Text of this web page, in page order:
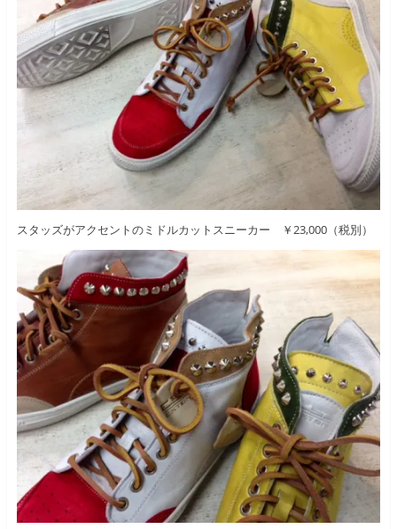
スタッズがアクセントのミドルカットスニーカー ￥23,000（税別）